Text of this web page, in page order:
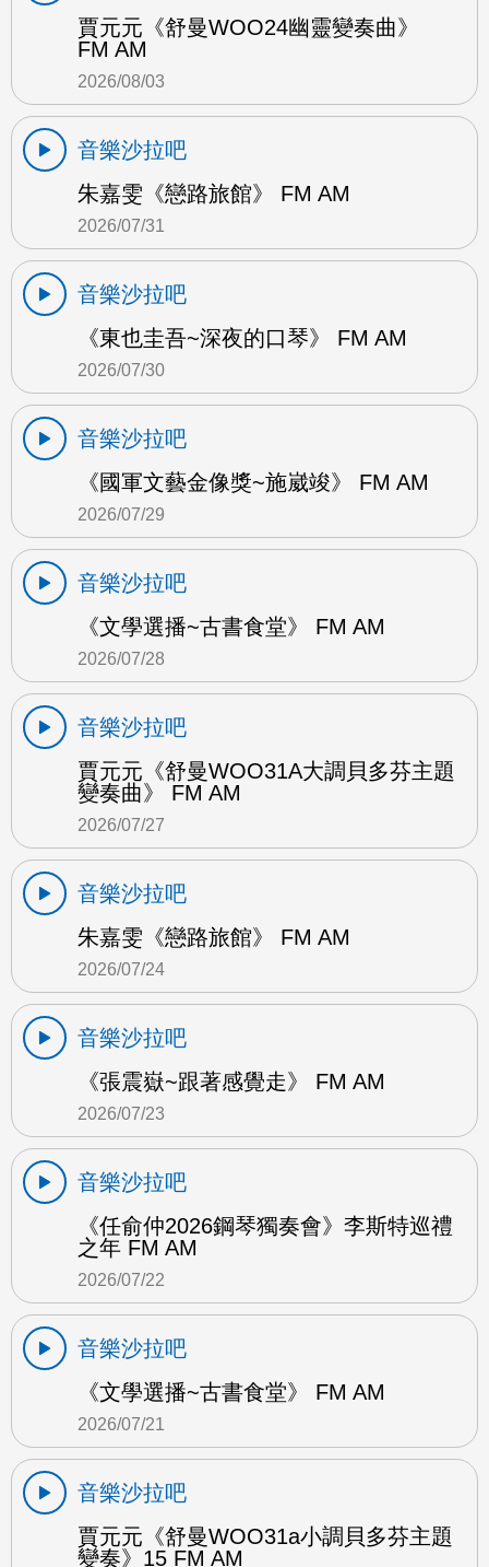
賈元元《舒曼WOO24幽靈變奏曲》
FM AM
2026/08/03
音樂沙拉吧
朱嘉雯《戀路旅館》 FM AM
2026/07/31
音樂沙拉吧
《東也圭吾~深夜的口琴》 FM AM
2026/07/30
音樂沙拉吧
《國軍文藝金像獎~施崴竣》 FM AM
2026/07/29
音樂沙拉吧
《文學選播~古書食堂》 FM AM
2026/07/28
音樂沙拉吧
賈元元《舒曼WOO31A大調貝多芬主題
變奏曲》 FM AM
2026/07/27
音樂沙拉吧
朱嘉雯《戀路旅館》 FM AM
2026/07/24
音樂沙拉吧
《張震嶽~跟著感覺走》 FM AM
2026/07/23
音樂沙拉吧
《任俞仲2026鋼琴獨奏會》李斯特巡禮
之年 FM AM
2026/07/22
音樂沙拉吧
《文學選播~古書食堂》 FM AM
2026/07/21
音樂沙拉吧
賈元元《舒曼WOO31a小調貝多芬主題
變奏》15 FM AM